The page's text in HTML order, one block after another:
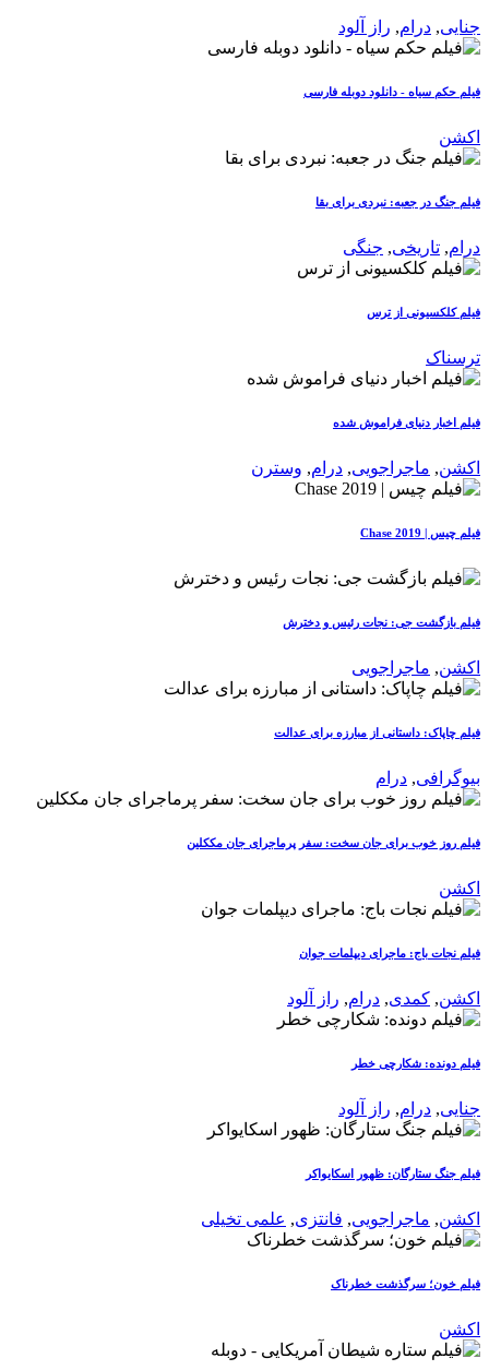
جنایی, درام, راز آلود
فیلم حکم سیاه - دانلود دوبله فارسی
اکشن
فیلم جنگ در جعبه: نبردی برای بقا
درام, تاریخی, جنگی
فیلم کلکسیونی از ترس
ترسناک
فیلم اخبار دنیای فراموش شده
اکشن, ماجراجویی, درام, وسترن
فیلم چیس | Chase 2019
فیلم بازگشت جی: نجات رئیس و دخترش
اکشن, ماجراجویی
فیلم چاپاک: داستانی از مبارزه برای عدالت
بیوگرافی, درام
فیلم روز خوب برای جان سخت: سفر پرماجرای جان مککلین
اکشن
فیلم نجات باج: ماجرای دیپلمات جوان
اکشن, کمدی, درام, راز آلود
فیلم دونده: شکارچی خطر
جنایی, درام, راز آلود
فیلم جنگ ستارگان: ظهور اسکایواکر
اکشن, ماجراجویی, فانتزی, علمی تخیلی
فیلم خون؛ سرگذشت خطرناک
اکشن